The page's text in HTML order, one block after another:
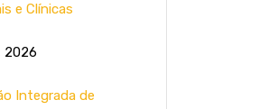
e Clínicas
2026